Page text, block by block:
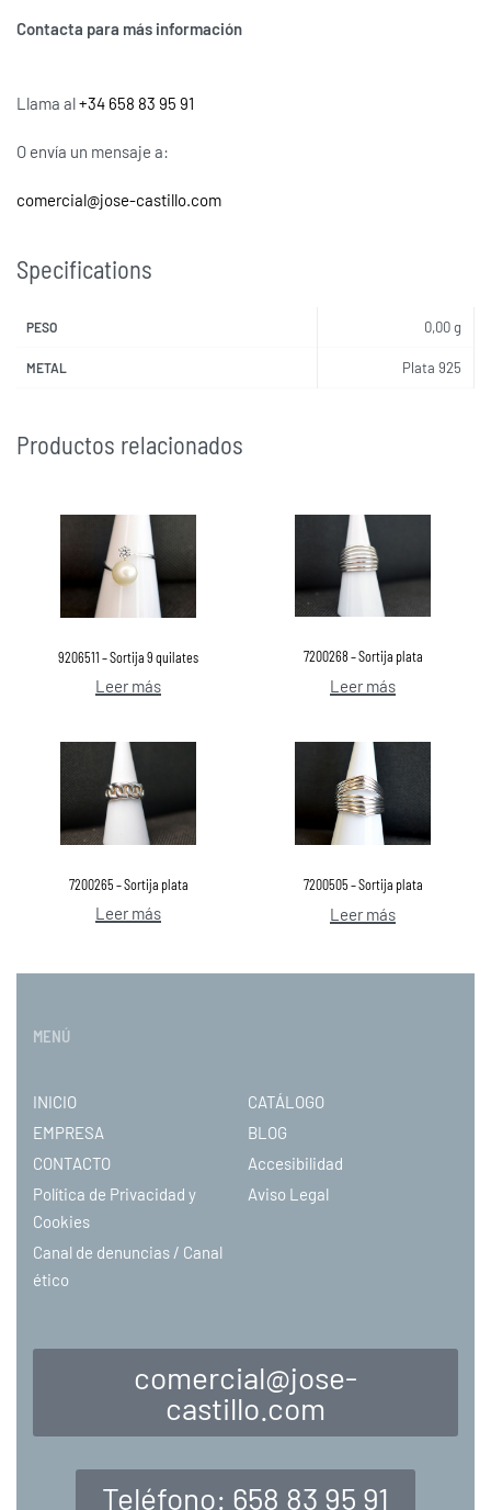
Contacta para más información
Llama al+34 658 83 95 91
O envía un mensaje a:
comercial@jose-castillo.com
Specifications
PESO 0,00 g
METAL Plata 925
Productos relacionados
9206511 – Sortija 9 quilates
Leer más
7200268 – Sortija plata
Leer más
7200265 – Sortija plata
Leer más
7200505 – Sortija plata
Leer más
MENÚ
INICIO
CATÁLOGO
EMPRESA
BLOG
CONTACTO
Accesibilidad
Política de Privacidad y
Cookies
Aviso Legal
Canal de denuncias / Canal
ético
comercial@jose-
castillo.com
Teléfono: 658 83 95 91